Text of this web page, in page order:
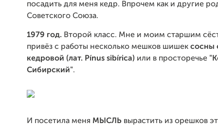
посадить для меня кедр. Впрочем как и другие
Советского Союза.
1979 год. Второй класс. Мне и моим старшим
привёз с работы несколько мешков шишек сосны
кедровой (лат. Pínus sibírica) или в просторечье
Сибирский".
И посетила меня МЫСЛЬ вырастить из орешков